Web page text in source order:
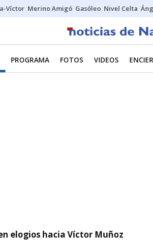
Víctor Merino Amigó Gasóleo Nivel Celta
PROGRAMA FOTOS VIDEOS
elogios hacia Víctor Muñoz